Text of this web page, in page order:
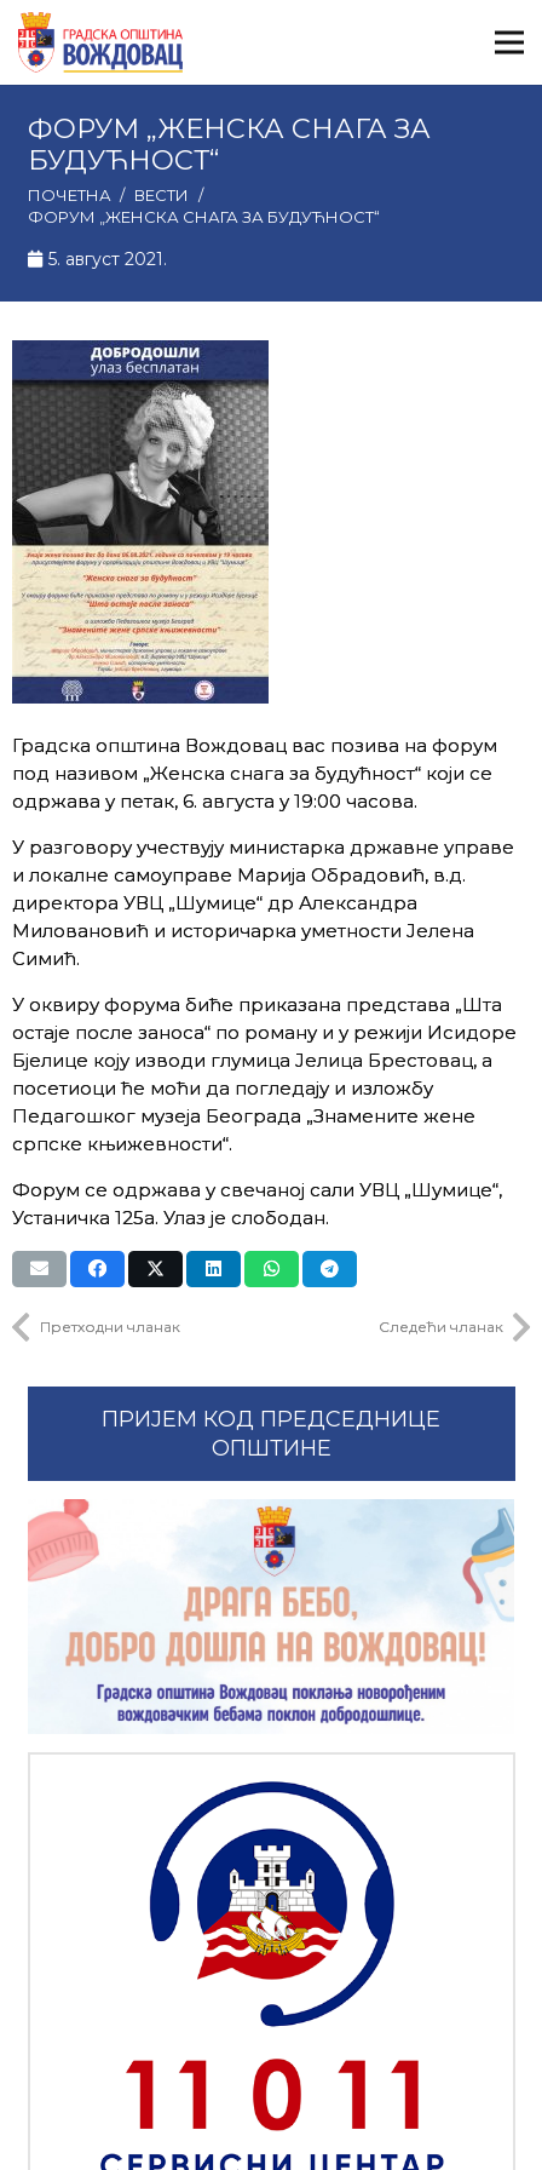
ФОРУМ „ЖЕНСКА СНАГА ЗА
БУДУЋНОСТ“
ПОЧЕТНА / ВЕСТИ
/
ФОРУМ „ЖЕНСКА СНАГА ЗА БУДУЋНОСТ“
5. август 2021.
Градска општина Вождовац вас позива на форум
под називом „Женска снага за будућност“ који се
одржава у петак, 6. августа у 19:00 часова.
У разговору учествују министарка државне управе
и локалне самоуправе Марија Обрадовић, в.д.
директора УВЦ „Шумице“ др Александра
Миловановић и историчарка уметности Јелена
Симић.
У оквиру форума биће приказана представа „Шта
остаје после заноса“ по роману и у режији Исидоре
Бјелице коју изводи глумица Јелица Брестовац, а
посетиоци ће моћи да погледају и изложбу
Педагошког музеја Београда „Знамените жене
српске књижевности“.
Форум се одржава у свечаној сали УВЦ „Шумице“,
Устаничка 125а. Улаз је слободан.
Претходни чланак Следећи чланак
ПРИЈЕМ КОД ПРЕДСЕДНИЦЕ
ОПШТИНЕ